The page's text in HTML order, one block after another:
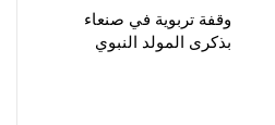
وقفة تربوية في صنعاء
بذكرى المولد النبوي